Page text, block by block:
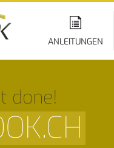
ANLEITUNGEN
done!